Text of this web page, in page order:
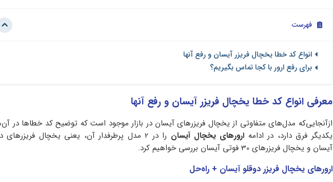
فهرست
انواع کد خطا یخچال فریزر آیسان و رفع آنها
برای رفع ارور با کجا تماس بگیریم؟
معرفی انواع کد خطا یخچال فریزر آیسان و رفع آنها
ازآنجایی‌که مدل‌های متفاوتی از یخچال فریزرهای آیسان در بازار موجود است که توضیح کد خطاها در
یکدیگر فرق دارد، در ادامه ارورهای یخچال آیسان
را در 2 مدل پرطرفدار آن، یعنی یخچال فریزرهای
آیسان و یخچال فریزرهای 30 فوتی آیسان بررسی خواهیم کرد.
ارورهای یخچال فریزر دوقلو آیسان + راه‌حل